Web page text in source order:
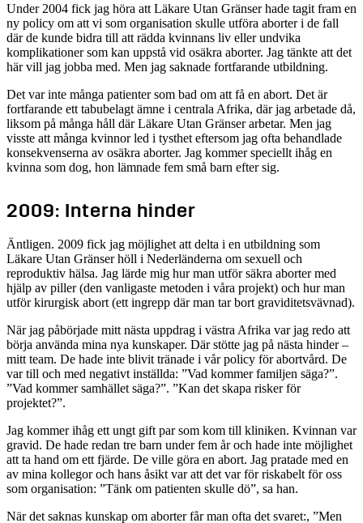
Under 2004 fick jag höra att Läkare Utan Gränser hade tagit fram en
ny policy om att vi som organisation skulle utföra aborter i de fall
där de kunde bidra till att rädda kvinnans liv eller undvika
komplikationer som kan uppstå vid osäkra aborter. Jag tänkte att det
här vill jag jobba med. Men jag saknade fortfarande utbildning.
Det var inte många patienter som bad om att få en abort. Det är
fortfarande ett tabubelagt ämne i centrala Afrika, där jag arbetade då,
liksom på många håll där Läkare Utan Gränser arbetar. Men jag
visste att många kvinnor led i tysthet eftersom jag ofta behandlade
konsekvenserna av osäkra aborter. Jag kommer speciellt ihåg en
kvinna som dog, hon lämnade fem små barn efter sig.
2009: Interna hinder
Äntligen. 2009 fick jag möjlighet att delta i en utbildning som
Läkare Utan Gränser höll i Nederländerna om sexuell och
reproduktiv hälsa. Jag lärde mig hur man utför säkra aborter med
hjälp av piller (den vanligaste metoden i våra projekt) och hur man
utför kirurgisk abort (ett ingrepp där man tar bort graviditetsvävnad).
När jag påbörjade mitt nästa uppdrag i västra Afrika var jag redo att
börja använda mina nya kunskaper. Där stötte jag på nästa hinder –
mitt team. De hade inte blivit tränade i vår policy för abortvård. De
var till och med negativt inställda: ”Vad kommer familjen säga?”.
”Vad kommer samhället säga?”. ”Kan det skapa risker för
projektet?”.
Jag kommer ihåg ett ungt gift par som kom till kliniken. Kvinnan var
gravid. De hade redan tre barn under fem år och hade inte möjlighet
att ta hand om ett fjärde. De ville göra en abort. Jag pratade med en
av mina kollegor och hans åsikt var att det var för riskabelt för oss
som organisation: ”Tänk om patienten skulle dö”, sa han.
När det saknas kunskap om aborter får man ofta det svaret:, ”Men